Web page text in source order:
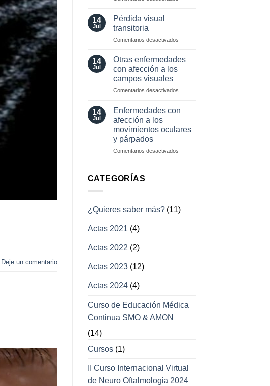
Deje un comentario
oftalmología
14
Jul
Pérdida visual
transitoria
Comentarios desactivadosen
14
Jul
Otras enfermedades
con afección a los
campos visuales
Comentarios desactivadosen
a
campos
14
Jul
Enfermedades con
afección a los
movimientos oculares
y párpados
Comentarios desactivadosen
oculares
CATEGORÍAS
¿Quieres saber más?(11)
Actas 2021 (4)
Actas 2022 (2)
Actas 2023(12)
Actas 2024(4)
Curso de Educación Médica
Continua SMO & AMON
(14)
Cursos(1)
II Curso Internacional Virtual
de Neuro Oftalmologia 2024